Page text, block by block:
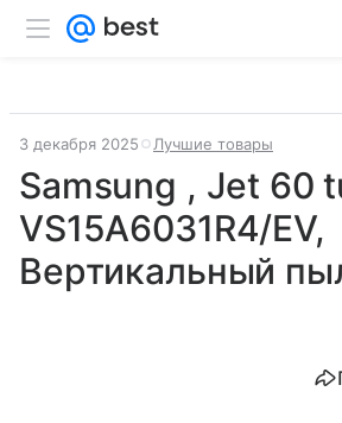
3 декабря 2025 Лучшие товары
Samsung , Jet 60
VS15A6031R4/EV,
Вертикальный